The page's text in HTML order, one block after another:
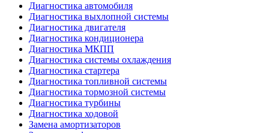
Диагностика автомобиля
Диагностика выхлопной системы
Диагностика двигателя
Диагностика кондиционера
Диагностика МКПП
Диагностика системы охлаждения
Диагностика стартера
Диагностика топливной системы
Диагностика тормозной системы
Диагностика турбины
Диагностика ходовой
Замена амортизаторов